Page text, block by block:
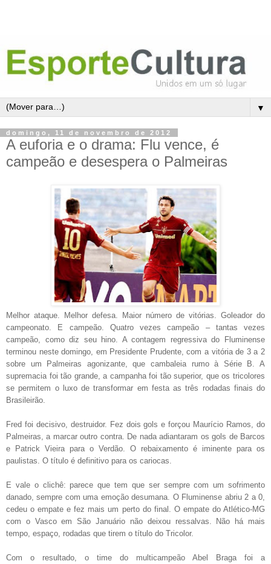
▼
domingo, 11 de novembro de 2012
A euforia e o drama: Flu vence, é
campeão e desespera o Palmeiras
Melhor ataque. Melhor defesa. Maior número de vitórias. Goleador do
campeonato. E campeão. Quatro vezes campeão – tantas vezes
campeão, como diz seu hino. A contagem regressiva do Fluminense
terminou neste domingo, em Presidente Prudente, com a vitória de 3 a 2
sobre um Palmeiras agonizante, que cambaleia rumo à Série B. A
supremacia foi tão grande, a campanha foi tão superior, que os tricolores
se permitem o luxo de transformar em festa as três rodadas finais do
Brasileirão.
Fred foi decisivo, destruidor. Fez dois gols e forçou Maurício Ramos, do
Palmeiras, a marcar outro contra. De nada adiantaram os gols de Barcos
e Patrick Vieira para o Verdão. O rebaixamento é iminente para os
paulistas. O título é definitivo para os cariocas.
E vale o clichê: parece que tem que ser sempre com um sofrimento
danado, sempre com uma emoção desumana. O Fluminense abriu 2 a 0,
cedeu o empate e fez mais um perto do final. O empate do Atlético-MG
com o Vasco em São Januário não deixou ressalvas. Não há mais
tempo, espaço, rodadas que tirem o título do Tricolor.
Com o resultado, o time do multicampeão Abel Braga foi a